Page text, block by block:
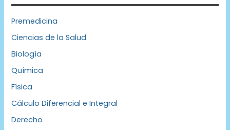
Premedicina
Ciencias de la Salud
Biología
Química
Física
Cálculo Diferencial e Integral
Derecho